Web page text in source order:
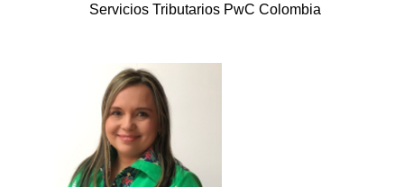
Servicios Tributarios PwC Colombia